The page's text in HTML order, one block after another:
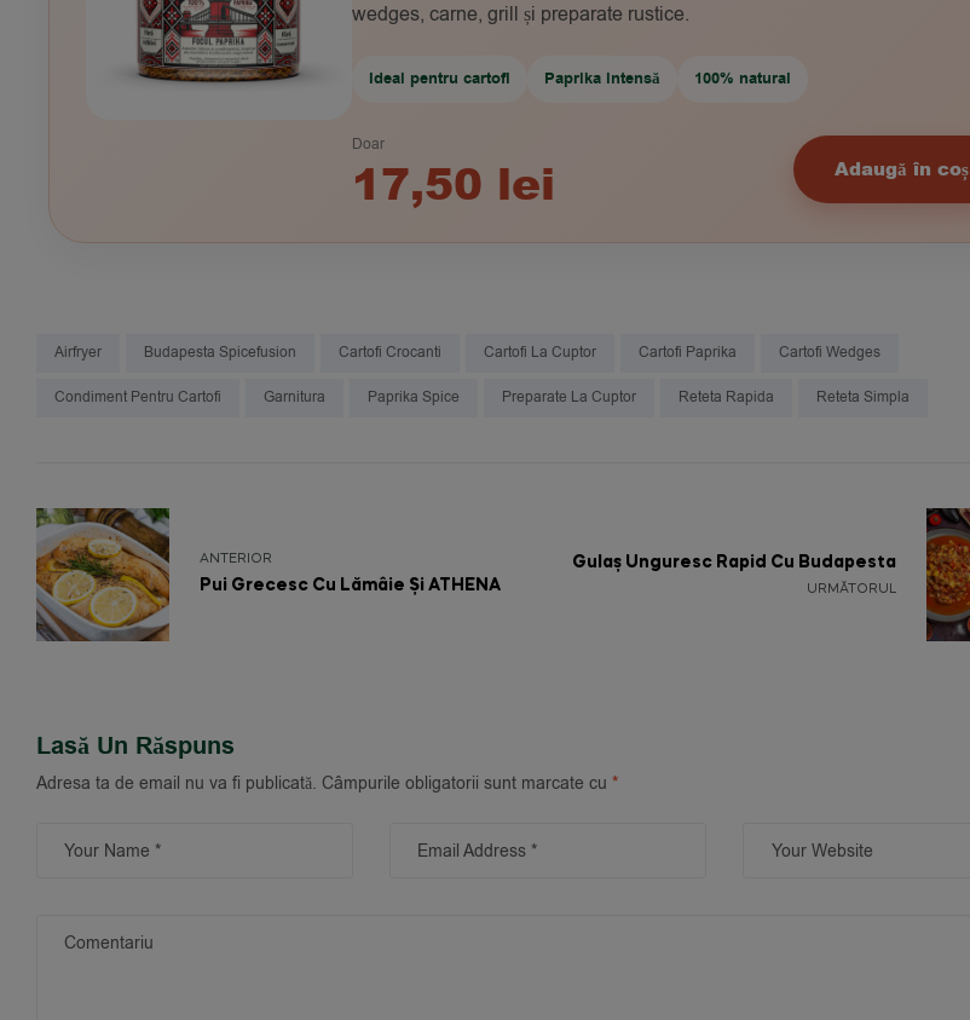
wedges, carne, grill și preparate rustice.
Ideal pentru cartofi Paprika intensă 100% natural
Doar
17,50 lei Adaugă în coș
Airfryer Budapesta Spicefusion Cartofi Crocanti Cartofi La Cuptor Cartofi Paprika Cartofi Wedges
Condiment Pentru Cartofi Garnitura Paprika Spice Preparate La Cuptor Reteta Rapida Reteta Simpla
ANTERIOR
Pui Grecesc Cu Lămâie Și ATHENA URMĂTORUL
Gulaș Unguresc Rapid Cu Budapesta
Lasă Un Răspuns
Adresa ta de email nu va fi publicată. Câmpurile obligatorii sunt marcate cu *